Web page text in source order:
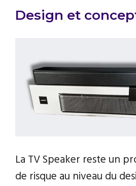
Design et
La TV Speaker reste un
de risque au niveau du